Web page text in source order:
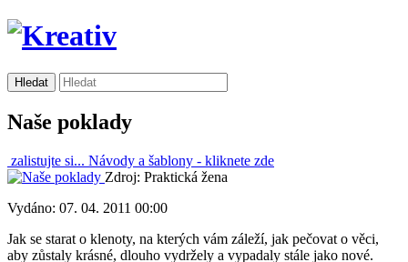
Naše poklady
zalistujte si... Návody a šablony - kliknete zde
Zdroj: Praktická žena
Vydáno: 07. 04. 2011 00:00
Jak se starat o klenoty, na kterých vám záleží, jak pečovat o věci,
aby zůstaly krásné, dlouho vydržely a vypadaly stále jako nové.